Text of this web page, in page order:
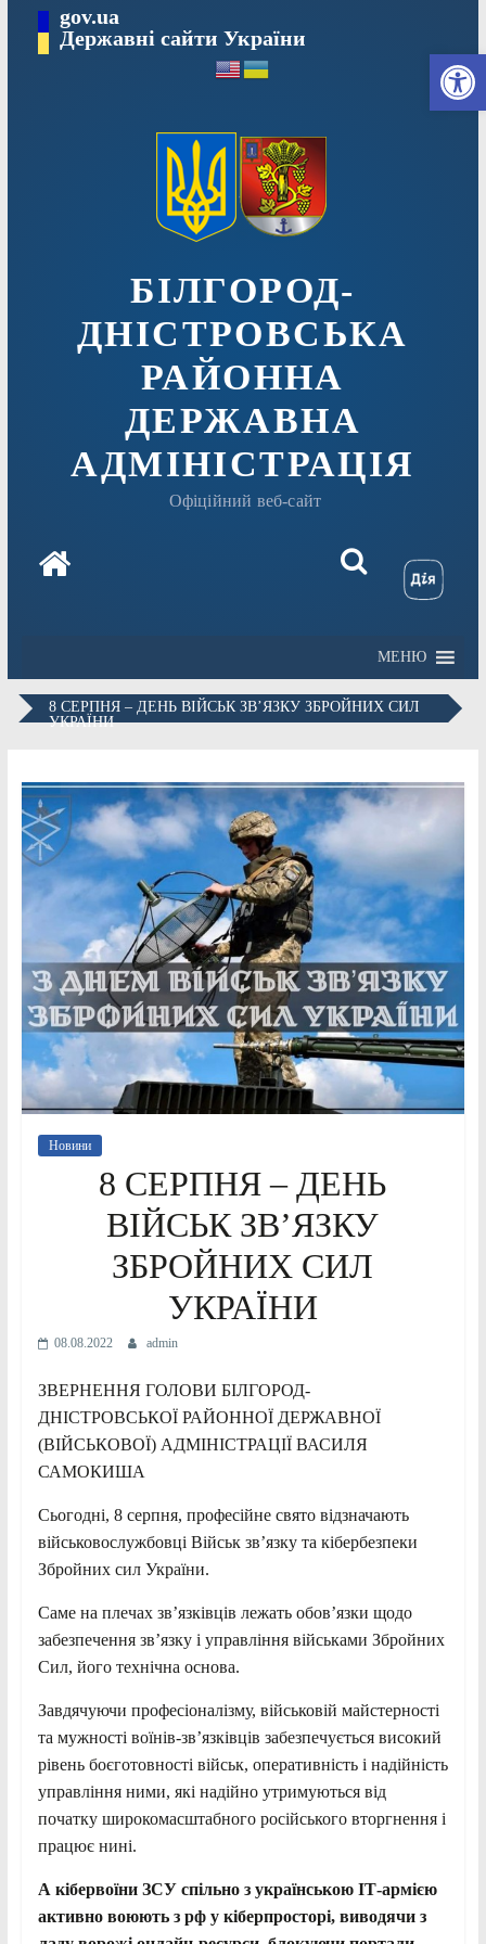
вмісту
gov.ua
Державні сайти України
БІЛГОРОД-
ДНІСТРОВСЬКА
РАЙОННА
ДЕРЖАВНА
АДМІНІСТРАЦІЯ
Офіційний веб-сайт
МЕНЮ
8 СЕРПНЯ – ДЕНЬ ВІЙСЬК ЗВ’ЯЗКУ ЗБРОЙНИХ СИЛ
УКРАЇНИ
Новини
8 СЕРПНЯ – ДЕНЬ
ВІЙСЬК ЗВ’ЯЗКУ
ЗБРОЙНИХ СИЛ
УКРАЇНИ
08.08.2022 admin
ЗВЕРНЕННЯ ГОЛОВИ БІЛГОРОД-
ДНІСТРОВСЬКОЇ РАЙОННОЇ ДЕРЖАВНОЇ
(ВІЙСЬКОВОЇ) АДМІНІСТРАЦІЇ ВАСИЛЯ
САМОКИША
Сьогодні, 8 серпня, професійне свято відзначають
військовослужбовці Військ зв’язку та кібербезпеки
Збройних сил України.
Саме на плечах зв’язківців лежать обов’язки щодо
забезпечення зв’язку і управління військами Збройних
Сил, його технічна основа.
Завдячуючи професіоналізму, військовій майстерності
та мужності воїнів-зв’язківців забезпечується високий
рівень боєготовності військ, оперативність і надійність
управління ними, які надійно утримуються від
початку широкомасштабного російського вторгнення і
працює нині.
А кібервоїни ЗСУ спільно з українською ІТ-армією
активно воюють з рф у кіберпросторі,виводячиз